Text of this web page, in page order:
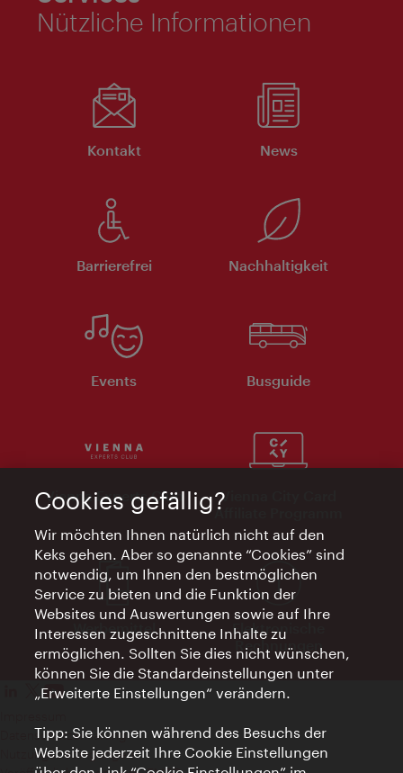
Nützliche Informationen
Kontakt News
Barrierefrei Nachhaltigkeit
Events Busguide
Vienna Experts Club
Vienna City Card
Affiliate Programm
Elektronische
Rechnungen
Datenschutzerklärung
Nutzungsbedingungen
Cookies gefällig?
Wir möchten Ihnen natürlich nicht auf den
Keks gehen. Aber so genannte “Cookies” sind
notwendig, um Ihnen den bestmöglichen
Service zu bieten und die Funktion der
Websites und Auswertungen sowie auf Ihre
Interessen zugeschnittene Inhalte zu
ermöglichen. Sollten Sie dies nicht wünschen,
können Sie die Standardeinstellungen unter
„Erweiterte Einstellungen“ verändern.
Tipp: Sie können während des Besuchs der
Website jederzeit Ihre Cookie Einstellungen